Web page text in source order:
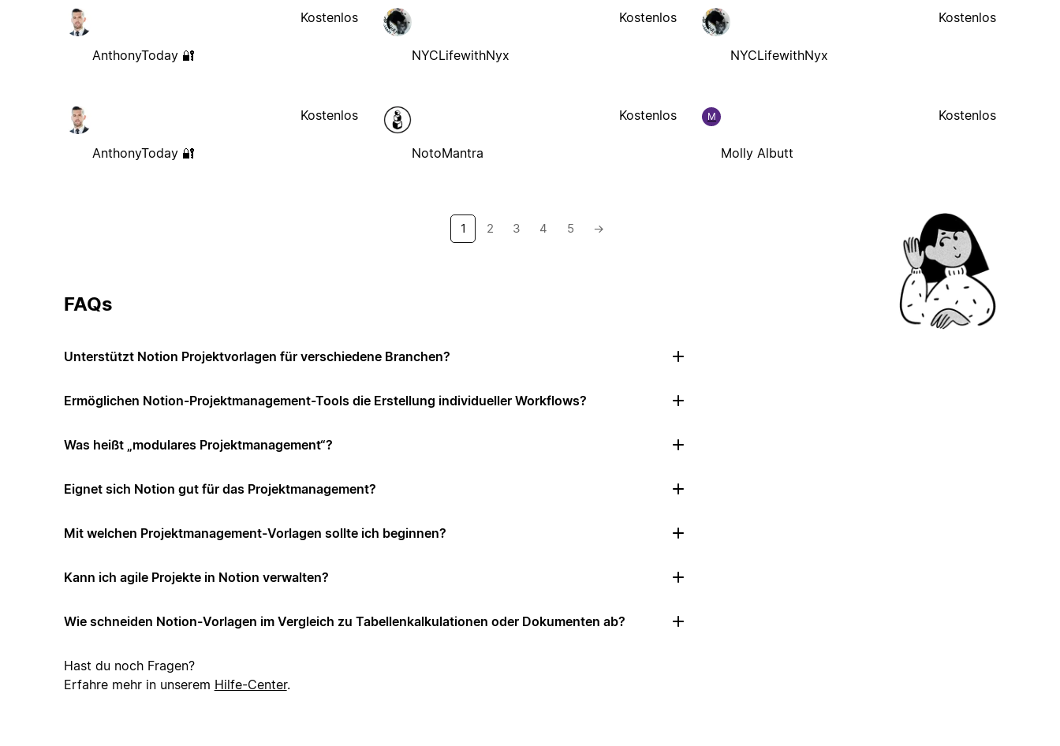
AnthonyToday 🔐
Kostenlos
NYCLifewithNyx
Kostenlos
NYCLifewithNyx
Kostenlos
AnthonyToday 🔐
Kostenlos
NotoMantra
Kostenlos M
Molly Albutt
Kostenlos
1 2 3 4 5 →
FAQs
Unterstützt Notion Projektvorlagen für verschiedene Branchen?
Ermöglichen Notion-Projektmanagement-Tools die Erstellung individueller Workflows?
Was heißt „modulares Projektmanagement“?
Eignet sich Notion gut für das Projektmanagement?
Mit welchen Projektmanagement-Vorlagen sollte ich beginnen?
Kann ich agile Projekte in Notion verwalten?
Wie schneiden Notion-Vorlagen im Vergleich zu Tabellenkalkulationen oder Dokumenten ab?
Hast du noch Fragen?
Erfahre mehr in unserem Hilfe-Center.